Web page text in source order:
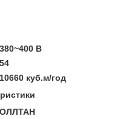
380~400 В
54
10660 куб.м/год
ОЛЛТАН